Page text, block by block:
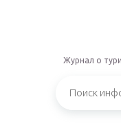
Журнал о